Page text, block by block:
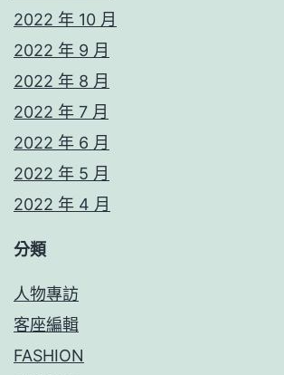
2022 年 10 月
2022 年 9 月
2022 年 8 月
2022 年 7 月
2022 年 6 月
2022 年 5 月
2022 年 4 月
分類
人物專訪
客座編輯
FASHION